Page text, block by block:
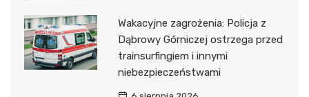
Wakacyjne zagrożenia: Policja z
Dąbrowy Górniczej ostrzega przed
trainsurfingiem i innymi
niebezpieczeństwami